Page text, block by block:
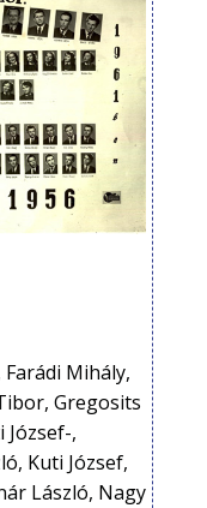
Mihály,
Gregosits
József-,
Kuti József,
László, Nagy